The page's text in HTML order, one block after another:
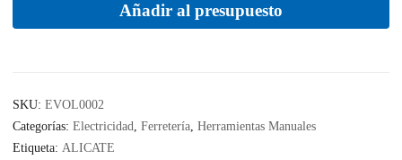
Añadir al presupuesto
SKU: EVOL0002
Categorías: Electricidad, Ferretería, Herramientas Manuales
Etiqueta: ALICATE